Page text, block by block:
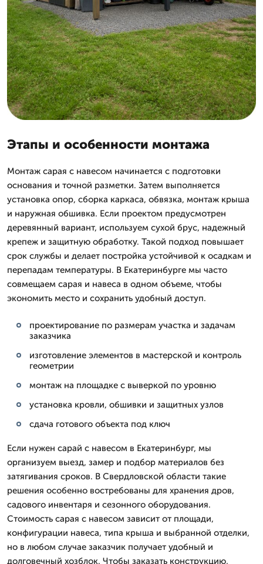
Этапы и особенности монтажа
Монтаж сарая с навесом начинается с подготовки
основания и точной разметки. Затем выполняется
установка опор, сборка каркаса, обвязка, монтаж крыша
и наружная обшивка. Если проектом предусмотрен
деревянный вариант, используем сухой брус, надежный
крепеж и защитную обработку. Такой подход повышает
срок службы и делает постройка устойчивой к осадкам и
перепадам температуры. В Екатеринбурге мы часто
совмещаем сарая и навеса в одном объеме, чтобы
экономить место и сохранить удобный доступ.
проектирование по размерам участка и задачам
заказчика
изготовление элементов в мастерской и контроль
геометрии
монтаж на площадке с выверкой по уровню
установка кровли, обшивки и защитных узлов
сдача готового объекта под ключ
Если нужен сарай с навесом в Екатеринбург, мы
организуем выезд, замер и подбор материалов без
затягивания сроков. В Свердловской области такие
решения особенно востребованы для хранения дров,
садового инвентаря и сезонного оборудования.
Стоимость сарая с навесом зависит от площади,
конфигурации навеса, типа крыша и выбранной отделки,
но в любом случае заказчик получает удобный и
долговечный хозблок. Чтобы заказать конструкцию,